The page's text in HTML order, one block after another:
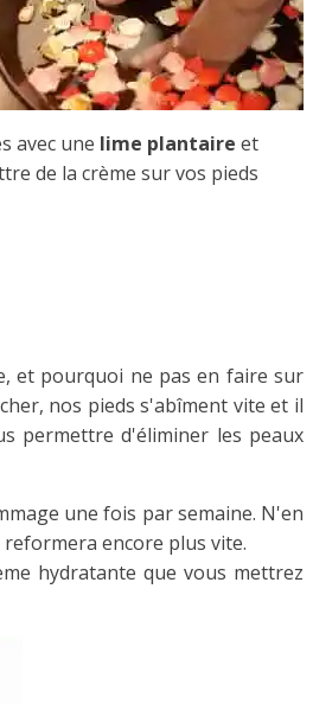
avec une lime plantaire et
de la crème sur vos pieds
et pourquoi ne pas en faire sur
nos pieds s'abîment vite et il
permettre d'éliminer les peaux
une fois par semaine. N'en
encore plus vite.
hydratante que vous mettrez